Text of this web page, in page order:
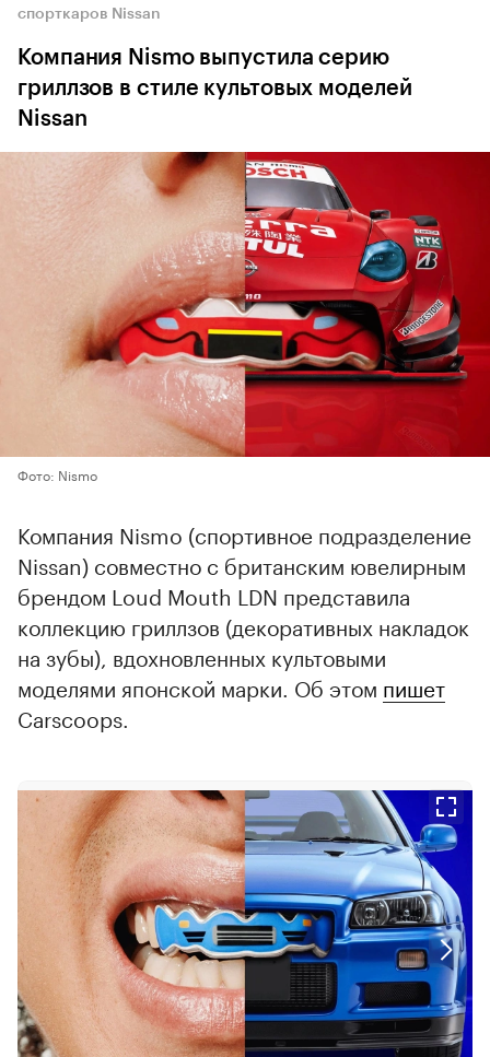
спорткаров Nissan
Компания Nismo выпустила серию
гриллзов в стиле культовых моделей
Nissan
Фото: Nismo
Компания Nismo (спортивное подразделение
Nissan) совместно с британским ювелирным
брендом Loud Mouth LDN представила
коллекцию гриллзов (декоративных накладок
на зубы), вдохновленных культовыми
моделями японской марки. Об этом пишет
Carscoops.